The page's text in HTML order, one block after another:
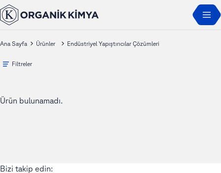
Ana Sayfa Ürünler Endüstriyel Yapıştırıcılar Çözümleri
Filtreler
Ürün bulunamadı.
Bizi takip edin: